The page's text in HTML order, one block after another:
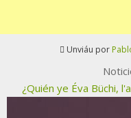
Unviáu por
¿Quién ye Éva Büchi,